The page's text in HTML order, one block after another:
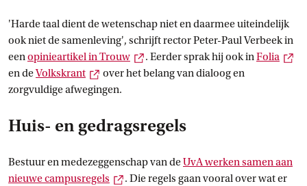
'Harde taal dient de wetenschap niet en daarmee uiteindelijk
ook niet de samenleving', schrijft rector Peter-Paul Verbeek in
eenopinieartikel in Trouw Externe link
. Eerder sprak hij ook inFolia
en deVolkskrant Externe link
over het belang van dialoog en
zorgvuldige afwegingen.
Huis- en gedragsregels
Bestuur en medezeggenschap van deUvA werken samen aan
nieuwe campusregels Externe link
. Die regels gaan vooral over wat er